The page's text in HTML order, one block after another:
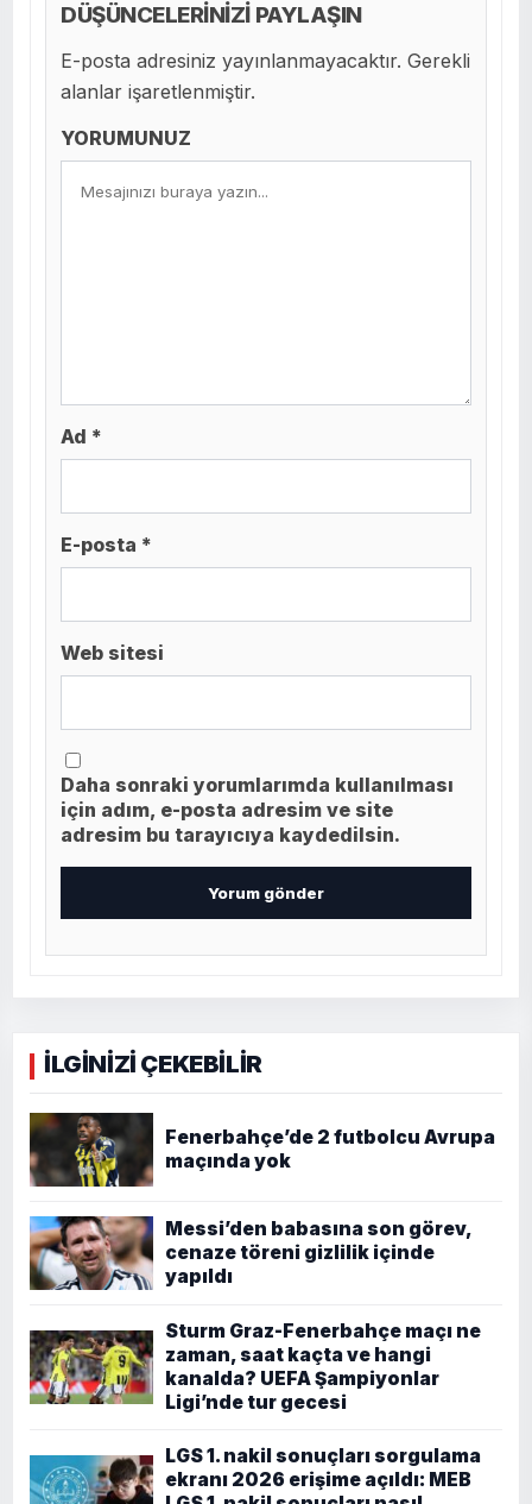
DÜŞÜNCELERİNİZİ PAYLAŞIN
E-posta adresiniz yayınlanmayacaktır. Gerekli
alanlar işaretlenmiştir.
YORUMUNUZ
Ad *
E-posta *
Web sitesi
Daha sonraki yorumlarımda kullanılması
için adım, e-posta adresim ve site
adresim bu tarayıcıya kaydedilsin.
İLGİNİZİ ÇEKEBİLİR
Fenerbahçe’de 2 futbolcu Avrupa
maçında yok
Messi’den babasına son görev,
cenaze töreni gizlilik içinde
yapıldı
Sturm Graz-Fenerbahçe maçı ne
zaman, saat kaçta ve hangi
kanalda? UEFA Şampiyonlar
Ligi’nde tur gecesi
LGS 1. nakil sonuçları sorgulama
ekranı 2026 erişime açıldı: MEB